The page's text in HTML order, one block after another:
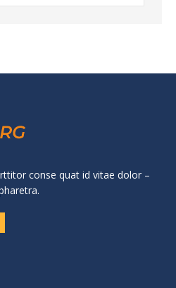
conse quat id vitae dolor –